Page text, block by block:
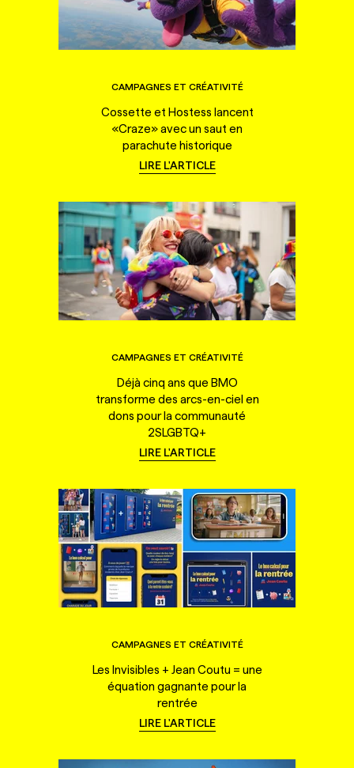
CAMPAGNES ET CRÉATIVITÉ
Cossette et Hostess lancent
«Craze» avec un saut en
parachute historique
LIRE L'ARTICLE
CAMPAGNES ET CRÉATIVITÉ
Déjà cinq ans que BMO
transforme des arcs-en-ciel en
dons pour la communauté
2SLGBTQ+
LIRE L'ARTICLE
CAMPAGNES ET CRÉATIVITÉ
Les Invisibles + Jean Coutu = une
équation gagnante pour la
rentrée
LIRE L'ARTICLE